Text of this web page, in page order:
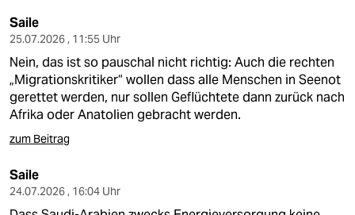
Saile
25.07.2026 , 11:55 Uhr
Nein, das ist so pauschal nicht richtig: Auch die rechten
„Migrationskritiker“ wollen dass alle Menschen in Seenot
gerettet werden, nur sollen Geflüchtete dann zurück nach
Afrika oder Anatolien gebracht werden.
zum Beitrag
Saile
24.07.2026 , 16:04 Uhr